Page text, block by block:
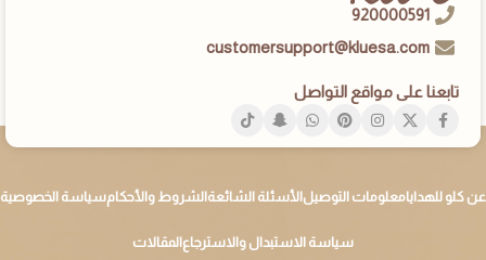
920000591
customersupport@kluesa.com
تابعنا على مواقع التواصل
عن كلو للهدايامعلومات التوصيلالأسئلة الشائعةالشروط والأحكامسياسة الخصوصية
سياسة الاستبدال والاسترجاعالمقالات